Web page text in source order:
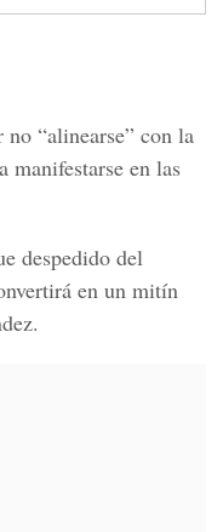
“alinearse” con la
manifestarse en las
despedido del
en un mitín